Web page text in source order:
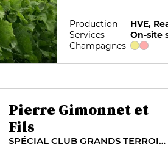
famille accorde
l’âge des vignes
vignoble
Production
HVE,
Services
On-site
Champagnes
Pierre Gimonnet et
Fils
SPÉCIAL CLUB GRANDS TERROIRS DE CHARDONNAY